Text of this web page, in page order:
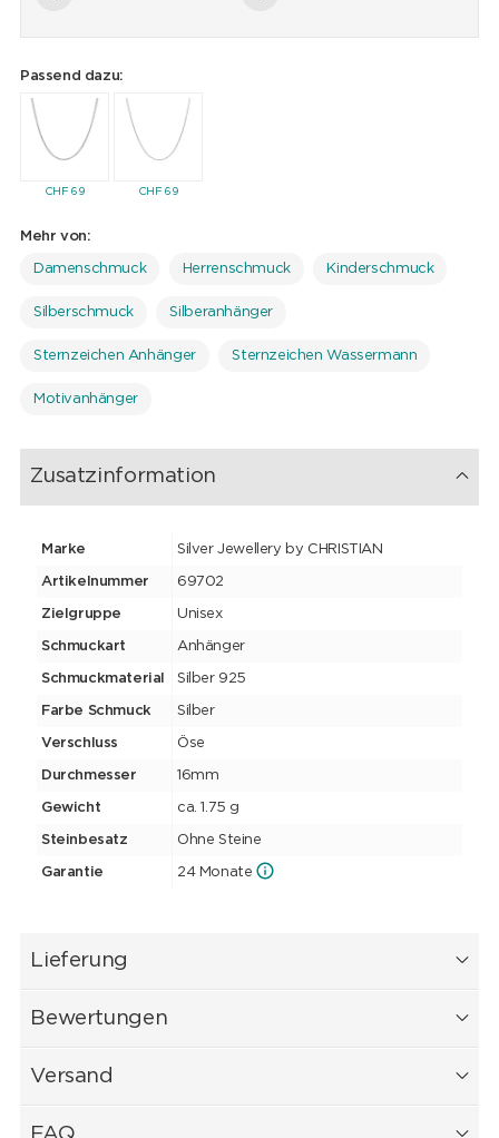
Passend dazu:
CHF69 CHF69
Mehr von:
Damenschmuck Herrenschmuck Kinderschmuck
Silberschmuck Silberanhänger
Sternzeichen Anhänger Sternzeichen Wassermann
Motivanhänger
Zusatzinformation
Marke Silver Jewellery by CHRISTIAN
Artikelnummer 69702
Zielgruppe Unisex
Schmuckart Anhänger
Schmuckmaterial Silber 925
Farbe Schmuck Silber
Verschluss Öse
Durchmesser 16mm
Gewicht ca. 1.75 g
Steinbesatz Ohne Steine
Garantie 24 Monate
Lieferung
Bewertungen
Versand